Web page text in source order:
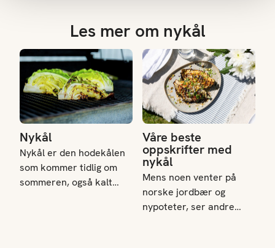
Les mer om nykål
Nykål
Nykål er den hodekålen
som kommer tidlig om
sommeren, også kalt
Nykål
Våre beste
oppskrifter med
nykål
Mens noen venter på
norske jordbær og
nypoteter, ser andre
Våre beste oppskrifter med